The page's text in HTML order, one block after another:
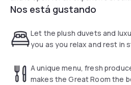
and a menu of specialty cocktails.
The hotel features an indoor pool
equipped gym with state-of-the-
of a room service and concierge
in the hotel’s public areas.
Nos está gustando
Let the plush duvets and
you as you relax and rest in
A unique menu, fresh
makes the Great Room the